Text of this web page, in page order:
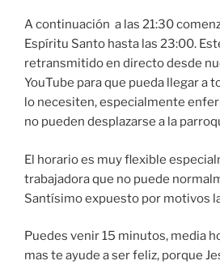
A continuación a las 21:30
Espíritu Santo hasta las 23:00.
retransmitido en directo desde
YouTube para que pueda llegar a
lo necesiten, especialmente
no pueden desplazarse a la
El horario es muy flexible
trabajadora que no puede
Santísimo expuesto por motivos
Puedes venir 15 minutos, media
mas te ayude a ser feliz, porque